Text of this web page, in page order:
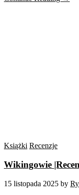
Książki Recenzje
Wikingowie
15 listopada 2025 by